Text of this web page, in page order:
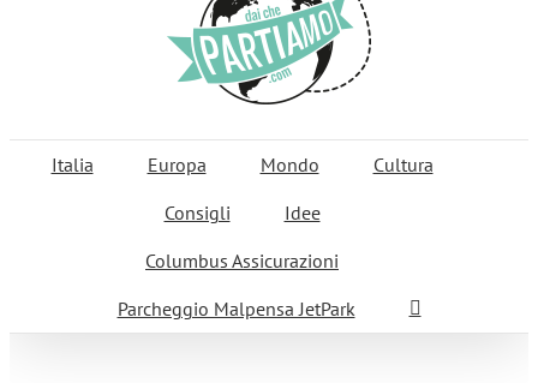
Italia Europa Mondo
Cultura
Consigli
Idee
Columbus Assicurazioni
Parcheggio Malpensa JetPark